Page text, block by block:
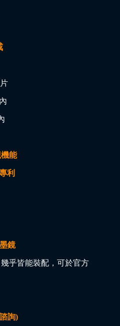
能
利
鏡
乎皆能裝配，可於官方
詢)